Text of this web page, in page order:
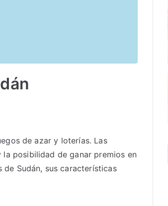
de azar y loterías. Las
posibilidad de ganar premios en
Sudán, sus características